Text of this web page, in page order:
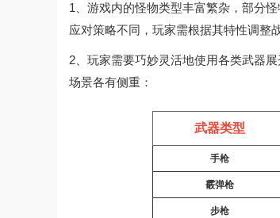
1、游戏内的怪物类型丰富繁杂，部分怪
应对策略不同，玩家需根据其特性调整
2、玩家需要巧妙灵活地使用各类武器
场景各有侧重：
武器类型
手枪
霰弹枪
步枪